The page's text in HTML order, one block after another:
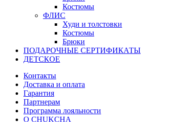
Костюмы
ФЛИС
Худи и толстовки
Костюмы
Брюки
ПОДАРОЧНЫЕ СЕРТИФИКАТЫ
ДЕТСКОЕ
Контакты
Доставка и оплата
Гарантия
Партнерам
Программа лояльности
О CHUKCHA